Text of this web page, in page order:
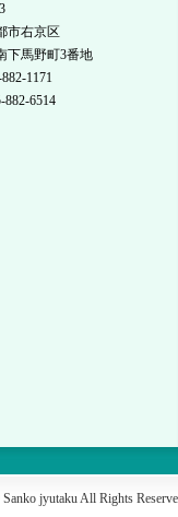
市右京区
下馬野町3番地
1171
6514
jyutaku All Rights